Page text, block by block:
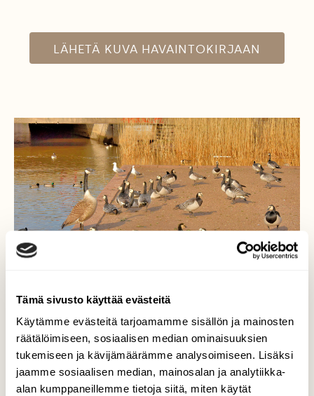
Tämä sivusto käyttää evästeitä
Käytämme evästeitä tarjoamamme sisällön ja mainosten
räätälöimiseen, sosiaalisen median ominaisuuksien
tukemiseen ja kävijämäärämme analysoimiseen. Lisäksi
jaamme sosiaalisen median, mainosalan ja analytiikka-
alan kumppaneillemme tietoja siitä, miten käytät
LÄHETÄ KUVA HAVAINTOKIRJAAN
Kuulutte komentooni!